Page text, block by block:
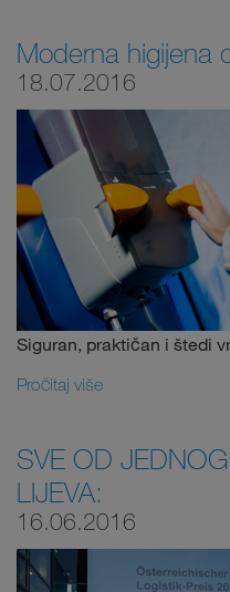
Moderna higijena
18.07.2016
Siguran, praktičan i štedi
Pročitaj više
SVE OD
LIJEVA:
16.06.2016